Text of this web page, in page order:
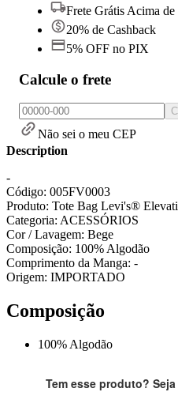
Frete Grátis Acima
20% de Cashback
5% OFF no PIX
Calcule o frete
Não sei o meu CEP
Description
-
Código: 005FV0003
Produto: Tote Bag Levi's®
Categoria: ACESSÓRIOS
Cor / Lavagem: Bege
Composição: 100% Algodão
Comprimento da Manga: -
Origem: IMPORTADO
Composição
100% Algodão
Tem esse produto?